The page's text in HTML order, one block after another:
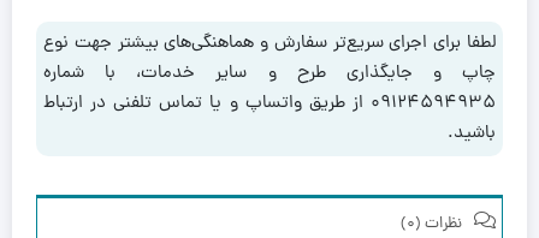
لطفا برای اجرای سریع‌تر سفارش و هماهنگی‌های بیشتر جهت نوع
چاپ و جایگذاری طرح و سایر خدمات، با شماره
۰۹۱۲۴۵۹۴۹۳۵ از طریق واتساپ و یا تماس تلفنی در ارتباط
باشید.
نظرات (0)